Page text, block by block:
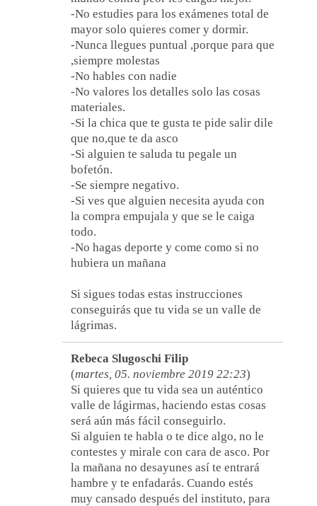
-No estudies para los exámenes total de
mayor solo quieres comer y dormir.
-Nunca llegues puntual ,porque para que
,siempre molestas
-No hables con nadie
-No valores los detalles solo las cosas
materiales.
-Si la chica que te gusta te pide salir dile
que no,que te da asco
-Si alguien te saluda tu pegale un
bofetón.
-Se siempre negativo.
-Si ves que alguien necesita ayuda con
la compra empujala y que se le caiga
todo.
-No hagas deporte y come como si no
hubiera un mañana
Si sigues todas estas instrucciones
conseguirás que tu vida se un valle de
lágrimas.
Rebeca Slugoschi Filip
(martes, 05. noviembre 2019 22:23)
Si quieres que tu vida sea un auténtico
valle de lágirmas, haciendo estas cosas
será aún más fácil conseguirlo.
Si alguien te habla o te dice algo, no le
contestes y mirale con cara de asco. Por
la mañana no desayunes así te entrará
hambre y te enfadarás. Cuando estés
muy cansado después del instituto, para